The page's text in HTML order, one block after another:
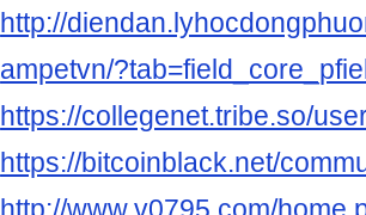
http://
ampetvn/
https://collegenet.tribe.so/
https://bitcoinblack.net/